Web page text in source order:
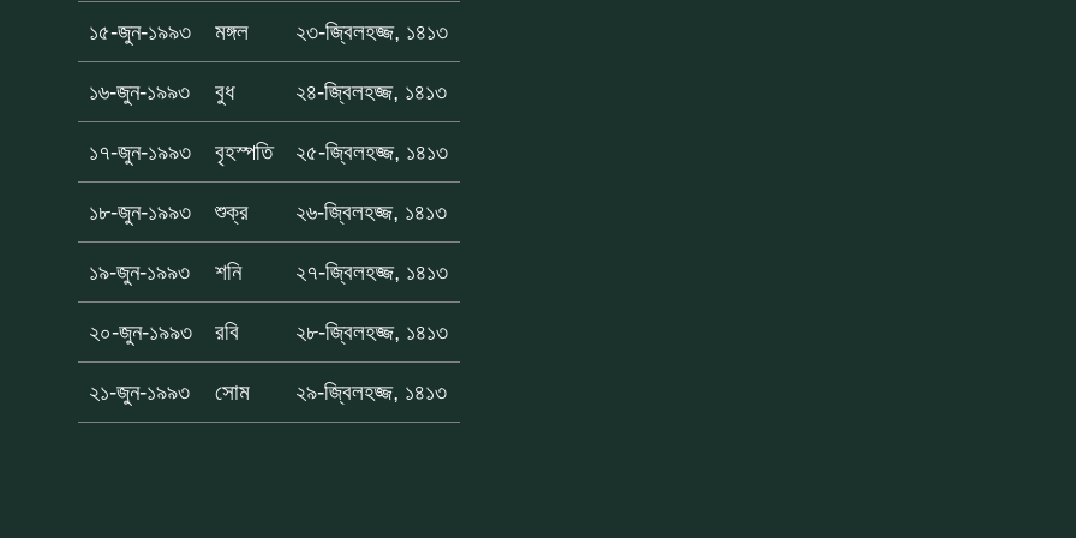
১৫-জুন-১৯৯৩ মঙ্গল ২৩-জ্বিলহজ্জ, ১৪১৩
১৬-জুন-১৯৯৩ বুধ ২৪-জ্বিলহজ্জ, ১৪১৩
১৭-জুন-১৯৯৩ বৃহস্পতি ২৫-জ্বিলহজ্জ, ১৪১৩
১৮-জুন-১৯৯৩ শুক্র ২৬-জ্বিলহজ্জ, ১৪১৩
১৯-জুন-১৯৯৩ শনি ২৭-জ্বিলহজ্জ, ১৪১৩
২০-জুন-১৯৯৩ রবি ২৮-জ্বিলহজ্জ, ১৪১৩
২১-জুন-১৯৯৩ সোম ২৯-জ্বিলহজ্জ, ১৪১৩